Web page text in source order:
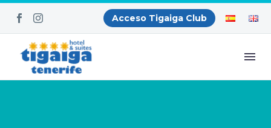
Acceso Tigaiga Club